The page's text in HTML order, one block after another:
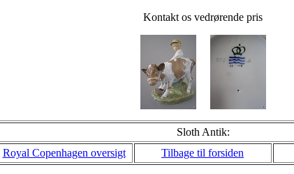
Kontakt os vedrørende pris
Sloth Antik:
Royal Copenhagen oversigt
Tilbage til forsiden